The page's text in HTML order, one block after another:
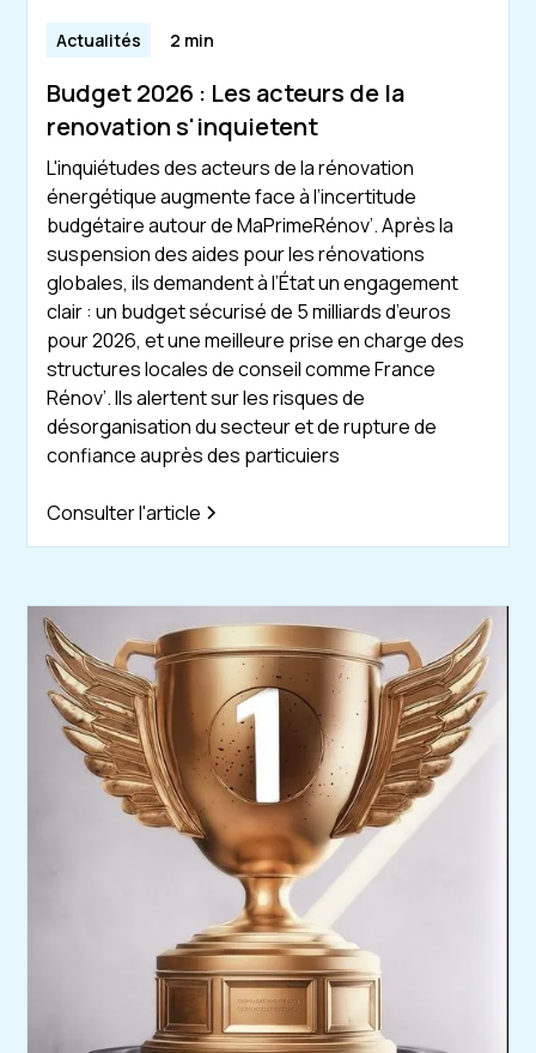
Actualités 2 min
Budget 2026 : Les acteurs de la
renovation s'inquietent
L'inquiétudes des acteurs de la rénovation
énergétique augmente face à l’incertitude
budgétaire autour de MaPrimeRénov’. Après la
suspension des aides pour les rénovations
globales, ils demandent à l’État un engagement
clair : un budget sécurisé de 5 milliards d’euros
pour 2026, et une meilleure prise en charge des
structures locales de conseil comme France
Rénov’. Ils alertent sur les risques de
désorganisation du secteur et de rupture de
confiance auprès des particuiers
Consulter l'article